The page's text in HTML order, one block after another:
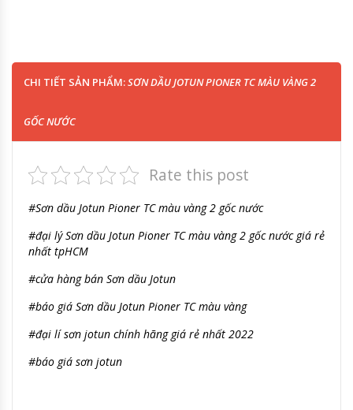
CHI TIẾT SẢN PHẨM:SƠN DẦU JOTUN PIONER TC MÀU VÀNG 2
GỐC NƯỚC
Rate this post
#Sơn dầu Jotun Pioner TC màu vàng 2 gốc nước
#đại lý Sơn dầu Jotun Pioner TC màu vàng 2 gốc nước giá rẻ
nhất tpHCM
#cửa hàng bán Sơn dầu Jotun
#báo giá Sơn dầu Jotun Pioner TC màu vàng
#đại lí sơn jotun chính hãng giá rẻ nhất 2022
#báo giá sơn jotun